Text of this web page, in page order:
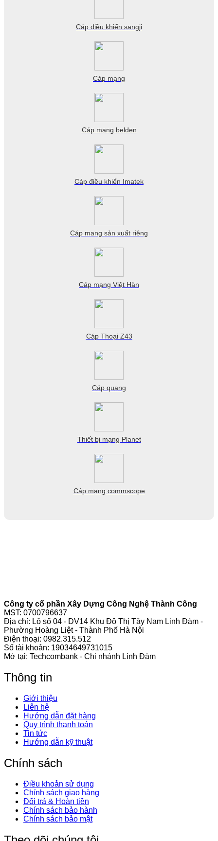
Cáp điều khiển sangji
Cáp mạng
Cáp mạng belden
Cáp điều khiển Imatek
Cáp mang sản xuất riêng
Cáp mạng Việt Hàn
Cáp Thoại Z43
Cáp quang
Thiết bị mạng Planet
Cáp mạng commscope
Công ty cổ phần Xây Dựng Công Nghệ Thành Công
MST: 0700796637
Địa chỉ: Lô số 04 - DV14 Khu Đô Thị Tây Nam Linh Đàm -
Phường Hoàng Liệt - Thành Phố Hà Nội
Điện thoại: 0982.315.512
Số tài khoản: 19034649731015
Mở tại: Techcombank - Chi nhánh Linh Đàm
Thông tin
Giới thiệu
Liên hệ
Hướng dẫn đặt hàng
Quy trình thanh toán
Tin tức
Hướng dẫn kỹ thuật
Chính sách
Điều khoản sử dụng
Chính sách giao hàng
Đổi trả & Hoàn tiền
Chính sách bảo hành
Chính sách bảo mật